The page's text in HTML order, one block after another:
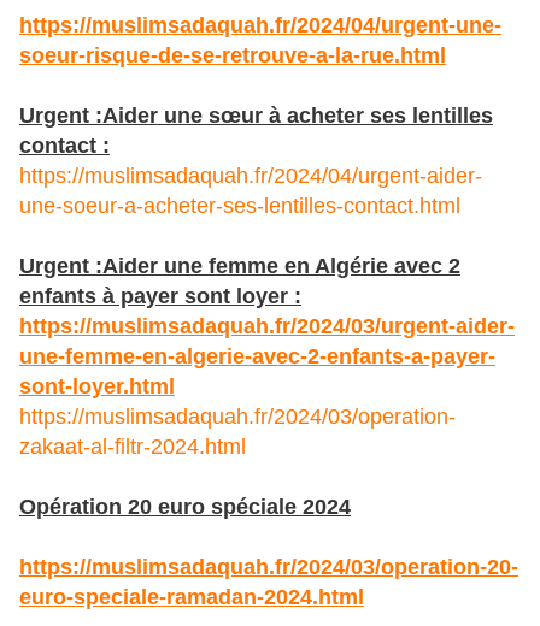
https://muslimsadaquah.fr/2024/04/urgent-une-
soeur-risque-de-se-retrouve-a-la-rue.html
Urgent :Aider une sœur à acheter ses lentilles
contact :
https://muslimsadaquah.fr/2024/04/urgent-aider-
une-soeur-a-acheter-ses-lentilles-contact.html
Urgent :Aider une femme en Algérie avec 2
enfants à payer sont loyer :
https://muslimsadaquah.fr/2024/03/urgent-aider-
une-femme-en-algerie-avec-2-enfants-a-payer-
sont-loyer.html
https://muslimsadaquah.fr/2024/03/operation-
zakaat-al-filtr-2024.html
Opération 20 euro spéciale 2024
https://muslimsadaquah.fr/2024/03/operation-20-
euro-speciale-ramadan-2024.html